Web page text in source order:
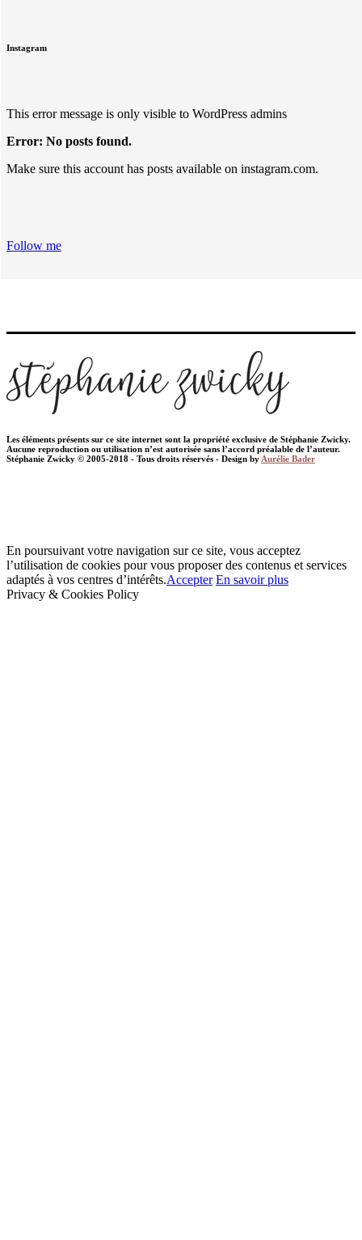
Instagram
This error message is only visible to WordPress admins
Error: No posts found.
Make sure this account has posts available on instagram.com.
Follow me
Les éléments présents sur ce site internet sont la propriété exclusive de Stéphanie Zwicky.
Aucune reproduction ou utilisation n’est autorisée sans l’accord préalable de l’auteur.
Stéphanie Zwicky © 2005-2018 - Tous droits réservés - Design by Aurélie Bader
En poursuivant votre navigation sur ce site, vous acceptez
l’utilisation de cookies pour vous proposer des contenus et services
adaptés à vos centres d’intérêts.Accepter En savoir plus
Privacy & Cookies Policy